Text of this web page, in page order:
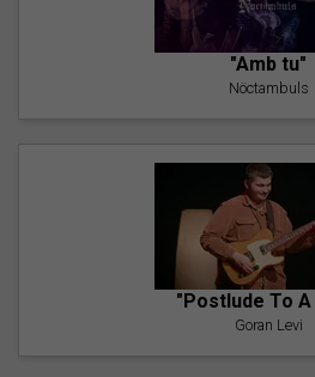
"Amb tu"
Nöctambuls
"Postlude To A
Goran Levi